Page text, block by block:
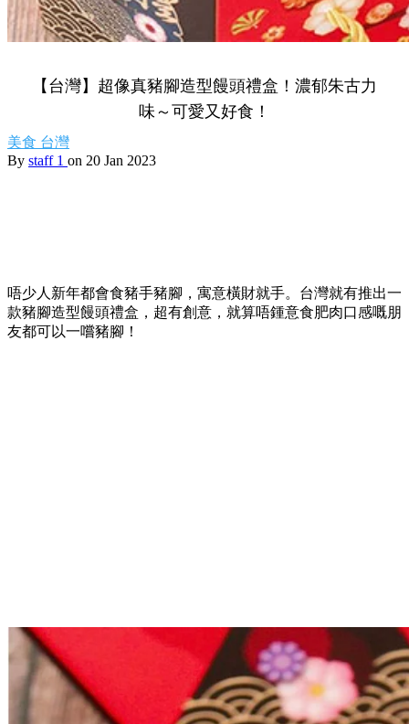
【台灣】超像真豬腳造型饅頭禮盒！濃郁朱古力
味～可愛又好食！
美食 台灣
By staff 1 on 20 Jan 2023
唔少人新年都會食豬手豬腳，寓意橫財就手。台灣就有推出一
款豬腳造型饅頭禮盒，超有創意，就算唔鍾意食肥肉口感嘅朋
友都可以一嚐豬腳！